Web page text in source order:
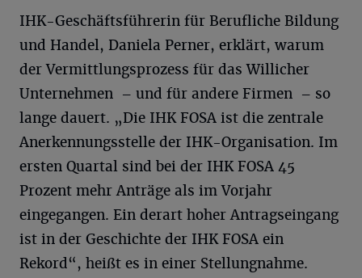
IHK-Geschäftsführerin für Berufliche Bildung
und Handel, Daniela Perner, erklärt, warum
der Vermittlungsprozess für das Willicher
Unternehmen – und für andere Firmen – so
lange dauert. „Die IHK FOSA ist die zentrale
Anerkennungsstelle der IHK-Organisation. Im
ersten Quartal sind bei der IHK FOSA 45
Prozent mehr Anträge als im Vorjahr
eingegangen. Ein derart hoher Antragseingang
ist in der Geschichte der IHK FOSA ein
Rekord“, heißt es in einer Stellungnahme.